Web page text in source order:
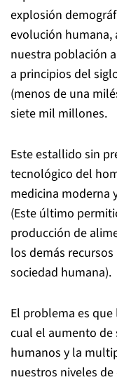
explosión
evolución humana,
nuestra población
a principios del
(menos de una
siete mil millones.
Este estallido sin
tecnológico del
medicina moderna
(Este último
producción de
los demás
sociedad humana).
El problema es
cual el aumento de
humanos y la
nuestros niveles